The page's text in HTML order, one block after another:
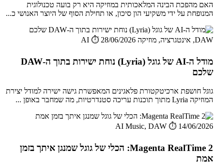
האם מהפכת הבינה המלאכותית במוזיקה היא רק בועה טכנולוגית
המנופחת על ידי משקיעי הון סיכון, או תחילת הסוף של היוצר האנושי כ...
DAW, אינטגרציה, מוזיקה AI ⏱️ 28/06/2026
מודל ה-AI של גוגל (Lyria) נוחת ישירות בתוך ה-DAW
שלכם
גוגל חושפת ארכיטקטורת פלאגינים המאפשרת גישה ישירה למודל יצירת
המוזיקה Lyria מתוך תוכנות עריכה סטנדרטיות, מה שמחבר באופן ...
AI Music, DAW ⏱️ 14/06/2026
Magenta RealTime 2: הכלי של גוגל שמנגן איתך בזמן
אמת